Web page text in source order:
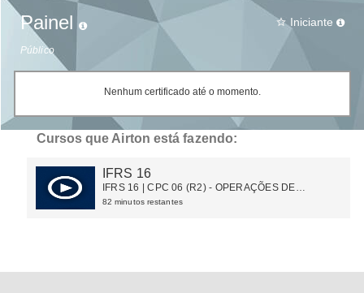
Painel
Público
star_border Iniciante
Nenhum certificado até o momento.
Cursos que Airton está fazendo:
IFRS 16
IFRS 16 | CPC 06 (R2) - OPERAÇÕES DE
ARRENDAMENTO MERCANTIL
82 minutos restantes